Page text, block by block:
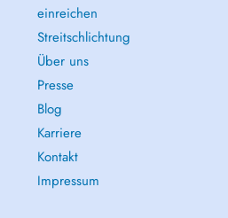
einreichen
Streitschlichtung
Über uns
Presse
Blog
Karriere
Kontakt
Impressum